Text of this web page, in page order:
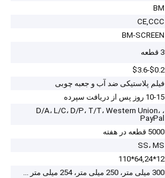
BM
CE,CCC
BM-SCREEN
3 قطعه
$0.2-$3.6
فیلم پلاستیکی ضد آب و جعبه چوبی
10-15 روز پس از دریافت سپرده
D/A، L/C، D/P، T/T، Western Union، ،
PayPal
5000 قطعه در هفته
SS، MS
12*64,24*110
300 میلی متر، 250 میلی متر، 254 میلی متر ...